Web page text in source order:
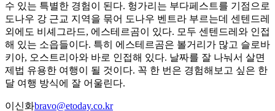
수 있는 특별한 경험이 된다. 헝가리는 부다페스트를 기점으로
도나우 강 근교 지역을 묶어 도나우 벤트라 부르는데 센텐드레
외에도 비셰그라드, 에스테르곰이 있다. 모두 센텐드레와 인접
해 있는 소읍들이다. 특히 에스테르곰은 볼거리가 많고 슬로바
키아, 오스트리아와 바로 인접해 있다. 날짜를 잘 나눠서 살면
제법 유용한 여행이 될 것이다. 꼭 한 번은 경험해보고 싶은 한
달 여행 방식에 잘 어울린다.
이신화bravo@etoday.co.kr